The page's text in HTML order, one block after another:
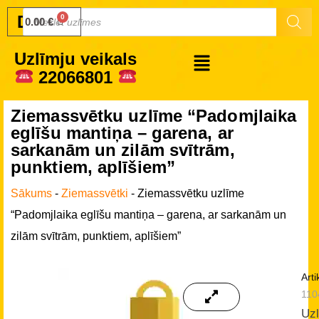
Druku.lv
0.00€
Uzlīmju veikals
22066801
Ziemassvētku uzlīme “Padomjlaika
eglīšu mantiņa – garena, ar
sarkanām un zilām svītrām,
punktiem, aplīšiem”
Sākums - Ziemassvētki - Ziemassvētku uzlīme
“Padomjlaika eglīšu mantiņa – garena, ar sarkanām un
zilām svītrām, punktiem, aplīšiem”